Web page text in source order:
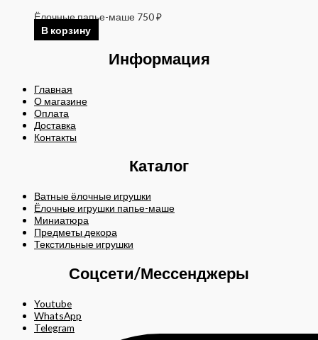
Ёлочные папье-маше 750₽
В корзину
Информация
Главная
О магазине
Оплата
Доставка
Контакты
Каталог
Ватные ёлочные игрушки
Ёлочные игрушки папье-маше
Миниатюра
Предметы декора
Текстильные игрушки
Соцсети/Мессенджеры
Youtube
WhatsApp
Telegram